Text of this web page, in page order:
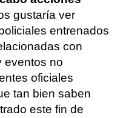
gustaría ver
entrenados
con
eventos no
oficiales
tan bien saben
este fin de